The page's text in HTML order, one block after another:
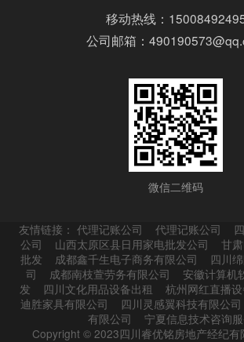
移动热线：
公司邮箱：
微信二维码
友情链接：代理记账公司 代理记账公司
公司
山西太原区县日用家电批发公司
甘
批发
成都鑫千生电子商务有限公司
四川
司
成都南枝萱劳务有限公司
安徽计算机
发
四川文化用品设备出租 杭州网红直播
迪胜家具有限公司
四川灵感翼科技有限公司
有限公司
宁夏信息技术咨询
Copyright © 2023四川睿优铭房地产经纪有